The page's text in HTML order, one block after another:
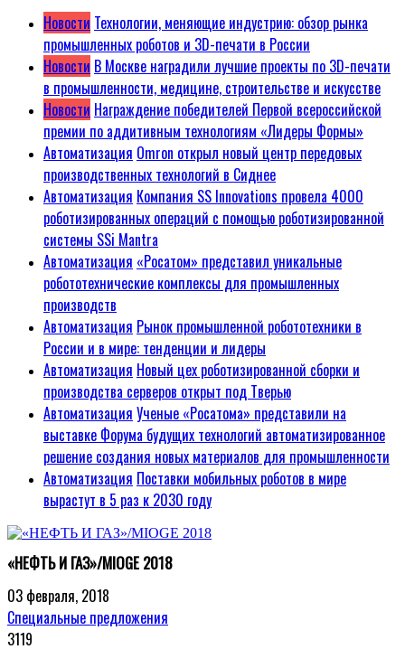
Новости Технологии, меняющие индустрию: обзор рынка
промышленных роботов и 3D-печати в России
Новости В Москве наградили лучшие проекты по 3D-печати
в промышленности, медицине, строительстве и искусстве
Новости Награждение победителей Первой всероссийской
премии по аддитивным технологиям «Лидеры Формы»
Автоматизация Omron открыл новый центр передовых
производственных технологий в Сиднее
Автоматизация Компания SS Innovations провела 4000
роботизированных операций с помощью роботизированной
системы SSi Mantra
Автоматизация «Росатом» представил уникальные
робототехнические комплексы для промышленных
производств
Автоматизация Рынок промышленной робототехники в
России и в мире: тенденции и лидеры
Автоматизация Новый цех роботизированной сборки и
производства серверов открыт под Тверью
Автоматизация Ученые «Росатома» представили на
выставке Форума будущих технологий автоматизированное
решение создания новых материалов для промышленности
Автоматизация Поставки мобильных роботов в мире
вырастут в 5 раз к 2030 году
«НЕФТЬ И ГАЗ»/MIOGE 2018
03 февраля, 2018
Специальные предложения
3119